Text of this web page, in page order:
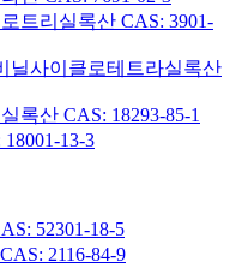
트리실록산 CAS: 3901-
닐사이클로테트라실록산
록산 CAS: 18293-85-1
13-3
52301-18-5
2116-84-9